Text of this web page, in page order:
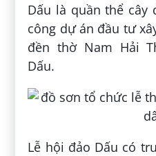
Dấu là quần thể cây
công dự án đầu tư
đền thờ Nam Hải
Dấu.
Lễ hội đảo Dấu có